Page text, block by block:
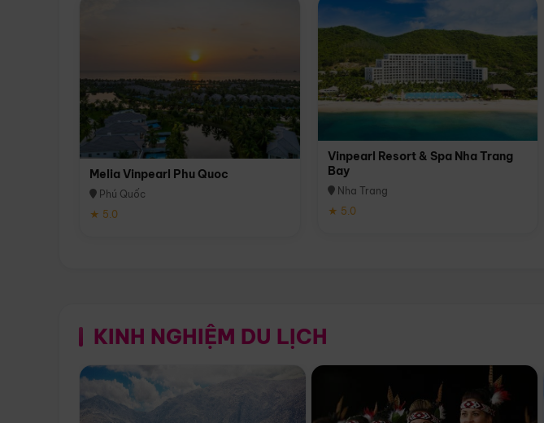
Melia Vinpearl Phu Quoc
Phú Quốc
★ 5.0
Vinpearl Resort & Spa Nha Trang
Bay
Nha Trang
★ 5.0
KINH NGHIỆM DU LỊCH